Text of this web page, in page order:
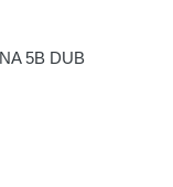
5B DUB